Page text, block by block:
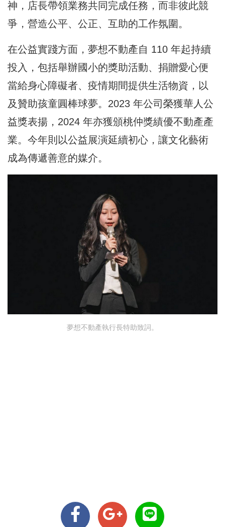
神，店長帶領業務共同完成任務，而非彼此競
爭，營造公平、公正、互助的工作氛圍。
在公益實踐方面，夢想不動產自 110 年起持續
投入，包括舉辦國小的獎助活動、捐贈愛心便
當給身心障礙者、疫情期間提供生活物資，以
及贊助孩童圓棒球夢。2023 年公司榮獲華人公
益獎表揚，2024 年亦獲頒桃仲獎績優不動產產
業。今年則以公益展演延續初心，讓文化藝術
成為傳遞善意的媒介。
夢想不動產執行長特助致詞。